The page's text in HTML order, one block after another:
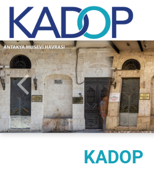
Ana sayfa
Hakkımızda
Çalışmalar
Duyurular
KADOP